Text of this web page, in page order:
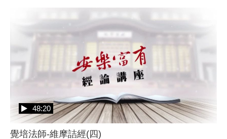
覺培法師-維摩詰經(四)
48:20